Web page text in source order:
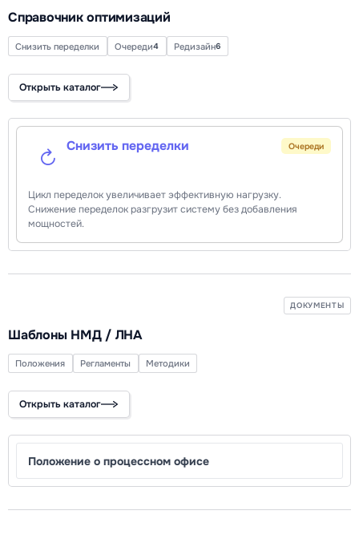
Справочник оптимизаций
Снизить переделки Очереди4 Редизайн6
Открыть каталог
Снизить переделки Очереди
Цикл переделок увеличивает эффективную нагрузку.
Снижение переделок разгрузит систему без добавления
мощностей.
ДОКУМЕНТЫ
Шаблоны НМД / ЛНА
Положения Регламенты Методики
Открыть каталог
Положение о процессном офисе